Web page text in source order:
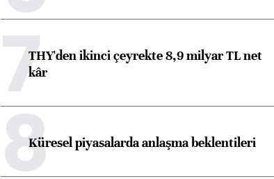
7THY'den ikinci çeyrekte 8,9 milyar TL net
kâr
8Küresel piyasalarda anlaşma beklentileri